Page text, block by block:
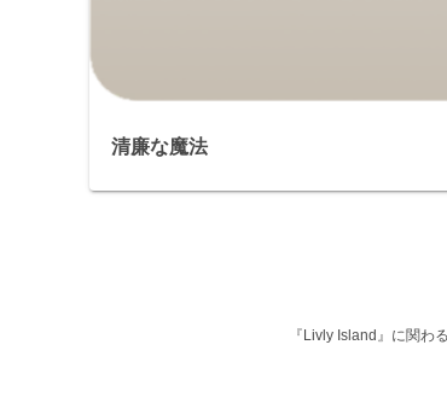
清廉な魔法
『Livly Island』に関わ